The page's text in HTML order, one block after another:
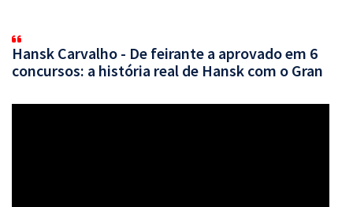
Hansk Carvalho - De feirante a aprovado em 6
concursos: a história real de Hansk com o Gran